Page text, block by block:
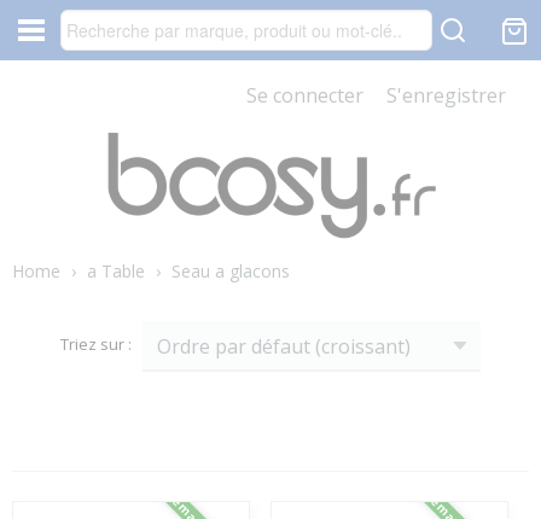
Se connecter S'enregistrer
Home › a Table › Seau a glacons
Triez sur :